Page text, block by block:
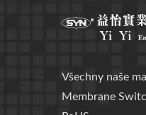
Všechny naše
Membrane